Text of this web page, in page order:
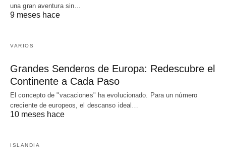
una gran aventura sin…
9 meses hace
VARIOS
Grandes Senderos de Europa: Redescubre el
Continente a Cada Paso
El concepto de "vacaciones" ha evolucionado. Para un número
creciente de europeos, el descanso ideal…
10 meses hace
ISLANDIA